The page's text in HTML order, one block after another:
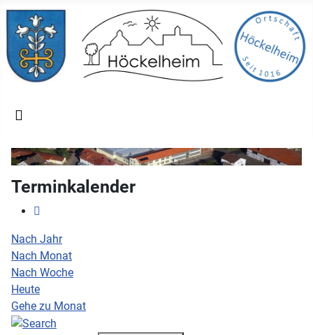
Terminkalender
Nach Jahr
Nach Monat
Nach Woche
Heute
Gehe zu Monat